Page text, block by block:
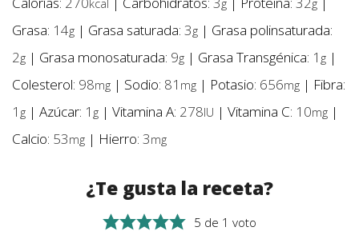
kcal g g
Grasa: 14g | Grasa saturada: 3g | Grasa polinsaturada:
2g | Grasa monosaturada: 9g | Grasa Transgénica: 1 g |
Colesterol: 98mg | Sodio: 81 mg | Potasio: 656mg | Fibra:
1 g | Azúcar: 1 g | Vitamina A: 278IU | Vitamina C: 10mg |
Calcio: 53mg | Hierro: 3mg
¿Te gusta la receta?
5 de 1 voto